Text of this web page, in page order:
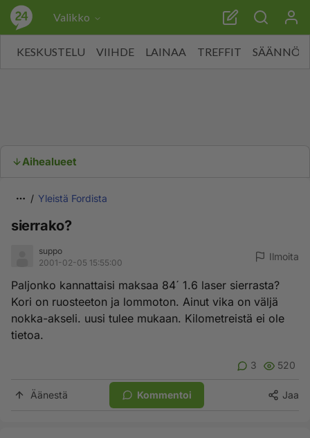
Valikko
KESKUSTELU VIIHDE LAINAA TREFFIT SÄÄNNÖT
Aihealueet
Yleistä Fordista
sierrako?
suppo
2001-02-05 15:55:00
Ilmoita
Paljonko kannattaisi maksaa 84´ 1.6 laser sierrasta?
Kori on ruosteeton ja lommoton. Ainut vika on väljä
nokka-akseli. uusi tulee mukaan. Kilometreistä ei ole
tietoa.
3 520
Äänestä Kommentoi Jaa